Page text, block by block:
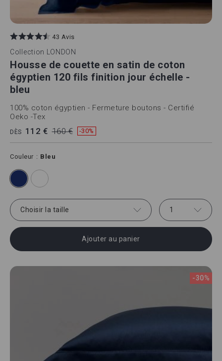
43 Avis
Collection LONDON
Housse de couette en satin de coton
égyptien 120 fils finition jour échelle -
bleu
100% coton égyptien - Fermeture boutons - Certifié
Oeko -Tex
DÈS 112 € 160 € -30%
Couleur Bleu
Choisir la taille 1
Ajouter au panier
-30%